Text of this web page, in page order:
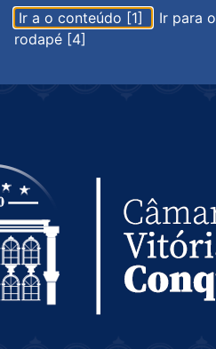
Ir a o conteúdo [1] Ir para
rodapé [4]